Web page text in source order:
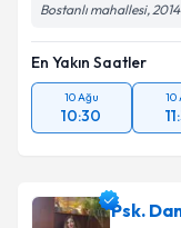
Bostanlı mahallesi,
En Yakın Saatler
10 Ağu
10:30
10
Psk.